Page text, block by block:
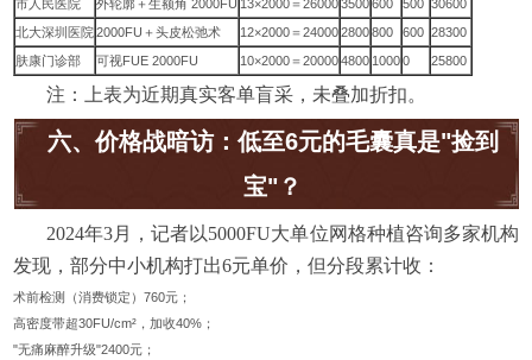
市人民医院
外轮廓＋生额角 2000FU 13×2000＝260003500600 500 30600
北大深圳医院2000FU＋头皮松弛术 12×2000＝240002800800 600 28300
肤康门诊部
可视FUE 2000FU 10×2000＝200004800 10000 25800
注：上表为近期真实客单盲采，未叠加折扣。
六、价格战暗访：低至6元的毛囊真是"捡到
宝"？
2024年3月，记者以5000FU大单位网格种植咨询多家机构
发现，部分中小机构打出6元单价，但分段累计收：
术前检测（消费锁定）760元；
高密度带超30FU/cm²，加收40%；
"无痛麻醉升级"2400元；